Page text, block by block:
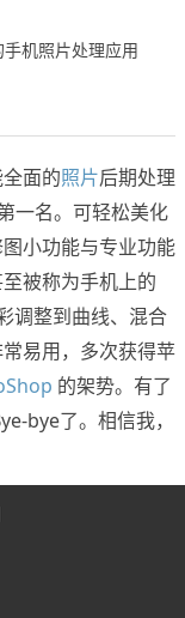
机照片处理应用
面的照片后期处理
一名。可轻松美化
小功能与专业功能
被称为手机上的
调整到曲线、混合
易用，多次获得苹
的架势。有了
bye了。相信我，